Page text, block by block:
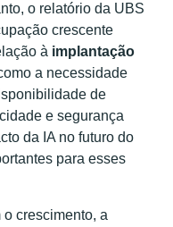
o relatório da UBS
crescente
à implantação
a necessidade
de
e segurança
da IA no futuro do
para esses
crescimento, a